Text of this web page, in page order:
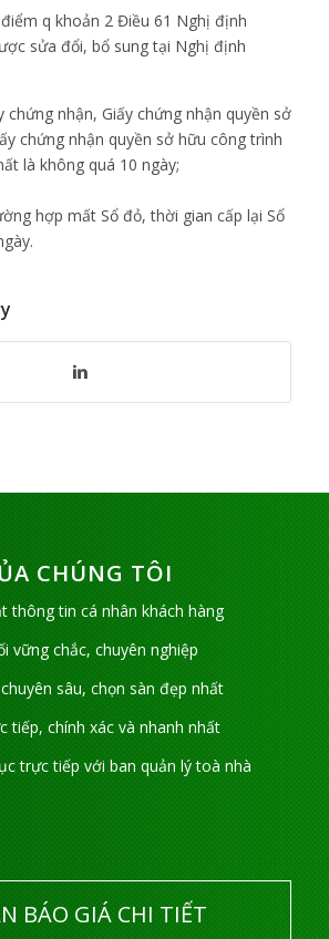
q khoản 2 Điều 61 Nghị định
sửa đổi, bổ sung tại Nghị định
chứng nhận, Giấy chứng nhận quyền sở
chứng nhận quyền sở hữu công trình
là không quá 10 ngày;
hợp mất Sổ đỏ, thời gian cấp lại Sổ
CHÚNG TÔI
thông tin cá nhân khách hàng
vững chắc, chuyên nghiệp
sâu, chọn sàn đẹp nhất
tiếp, chính xác và nhanh nhất
trực tiếp với ban quản lý toà nhà
BÁO GIÁ CHI TIẾT